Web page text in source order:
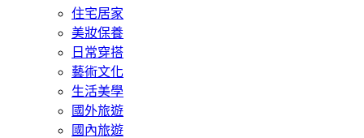
住宅居家
美妝保養
日常穿搭
藝術文化
生活美學
國外旅遊
國內旅遊